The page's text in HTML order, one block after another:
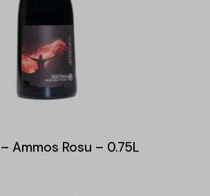
Ammos Rosu – 0.75L